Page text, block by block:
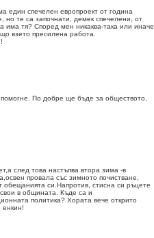
един спечелен европроект от година
те са започнати, демек спечелени, от
има тя? Според мен никаква-така или иначе
взето пресилена работа.
По добре ще бъде за обществото,
след това настъпва втора зима -в
провала със зимното почистване,
си.Напротив, стисна си ръцете
в общината. Къде са и
политика? Хората вече открито
енкин!